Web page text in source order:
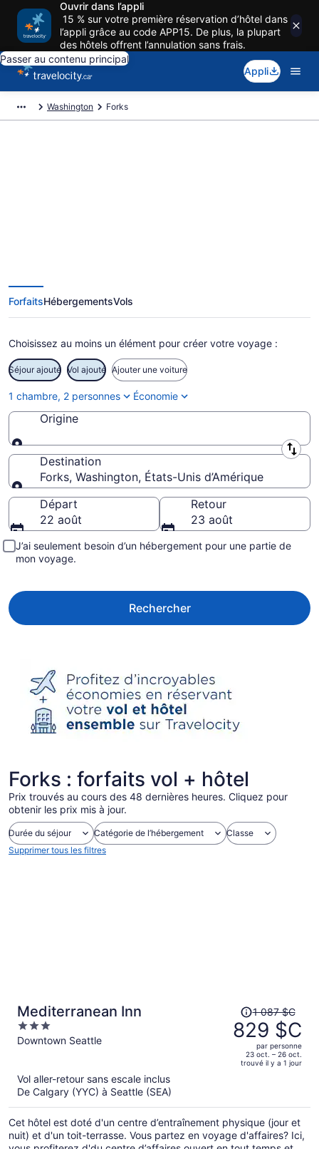
Ouvrir dans l’appli
15 % sur votre première réservation d’hôtel dans
l’appli grâce au code APP15. De plus, la plupart
des hôtels offrent l’annulation sans frais.
Passer au contenu principal
Appli
Washington Forks
ForfaitsHébergementsVols
Choisissez au moins un élément pour créer votre voyage :
Séjour ajouté Vol ajouté Ajouter une voiture
1 chambre, 2 personnes Économie
Origine
Origine
Destination
Forks, Washington, États-Unis d’Amérique
Destination
Départ
22 août
Retour
23 août
J’ai seulement besoin d’un hébergement pour une partie de
mon voyage.
Rechercher
Forks : forfaits vol + hôtel
Prix trouvés au cours des 48 dernières heures. Cliquez pour
obtenir les prix mis à jour.
Durée du séjour Catégorie de l’hébergement
Classe
Supprimer tous les filtres
Mediterranean Inn
3
out
Downtown Seattle
Le
prix
était
de 1 087 $C,
de 829 $C
par
personne.
1 087 $C
829 $C
par personne
23 oct. – 26 oct.
trouvé il y a 1 jour
Vol aller-retour sans escale inclus
De Calgary (YYC) à Seattle (SEA)
Cet hôtel est doté d'un centre d’entraînement physique (jour et
nuit) et d'un toit-terrasse. Vous partez en voyage d'affaires? Ici,